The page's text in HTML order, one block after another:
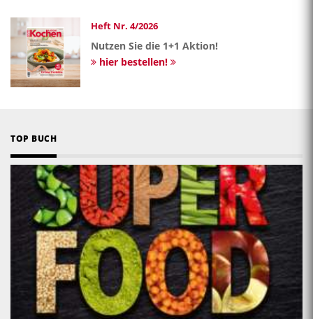
Heft Nr. 4/2026
Nutzen Sie die 1+1 Aktion!
hier bestellen!
TOP BUCH